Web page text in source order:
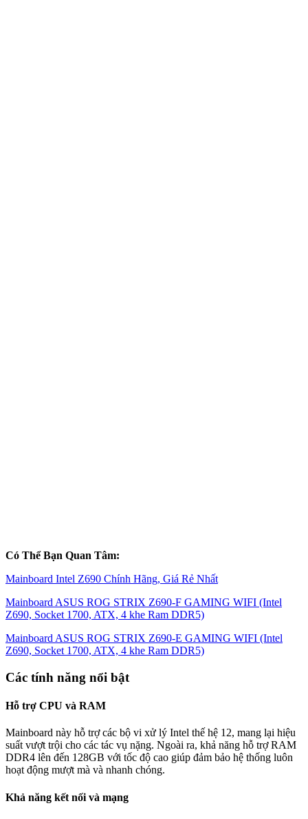
Có Thể Bạn Quan Tâm:
Mainboard Intel Z690 Chính Hãng, Giá Rẻ Nhất
Mainboard ASUS ROG STRIX Z690-F GAMING WIFI (Intel
Z690, Socket 1700, ATX, 4 khe Ram DDR5)
Mainboard ASUS ROG STRIX Z690-E GAMING WIFI (Intel
Z690, Socket 1700, ATX, 4 khe Ram DDR5)
Các tính năng nổi bật
Hỗ trợ CPU và RAM
Mainboard này hỗ trợ các bộ vi xử lý Intel thế hệ 12, mang lại hiệu
suất vượt trội cho các tác vụ nặng. Ngoài ra, khả năng hỗ trợ RAM
DDR4 lên đến 128GB với tốc độ cao giúp đảm bảo hệ thống luôn
hoạt động mượt mà và nhanh chóng.
Khả năng kết nối và mạng